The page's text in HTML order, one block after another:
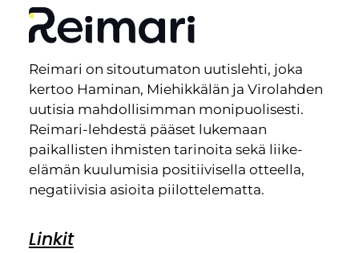
Reimari on sitoutumaton uutislehti, joka
kertoo Haminan, Miehikkälän ja Virolahden
uutisia mahdollisimman monipuolisesti.
Reimari-lehdestä pääset lukemaan
paikallisten ihmisten tarinoita sekä liike-
elämän kuulumisia positiivisella otteella,
negatiivisia asioita piilottelematta.
Linkit